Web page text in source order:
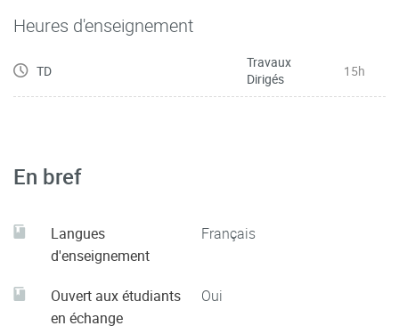
Heures d'enseignement
TD
Travaux
Dirigés
15h
En bref
Langues
d'enseignement
Français
Ouvert aux étudiants
en échange
Oui